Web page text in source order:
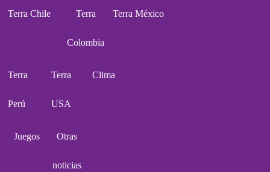
Terra Chile Terra
Colombia
Terra México
Terra
Perú
Terra
USA
Clima
Juegos Otras
noticias